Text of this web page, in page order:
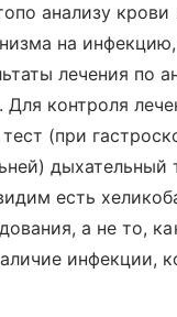
анализу
на
лечения по
контроля
(при
дыхательный
есть
а не то,
инфекции,